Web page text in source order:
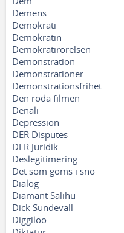
Demens
Demokrati
Demokratin
Demokratirörelsen
Demonstration
Demonstrationer
Demonstrationsfrihet
Den röda filmen
Denali
Depression
DER Disputes
DER Juridik
Deslegitimering
Det som göms i snö
Dialog
Diamant Salihu
Dick Sundevall
Diggiloo